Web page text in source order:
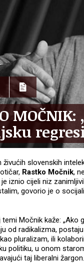
živućih slovenskih
Rastko Močnik,
iznio cijeli niz
govorio je o
Močnik kaže: „Ako
od radikalizma,
pluralizam, ili
politiku, u onom
taj liberalni